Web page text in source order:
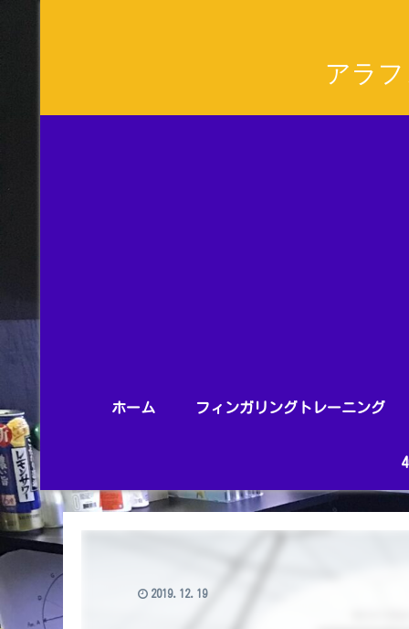
アラ
ホーム フィンガリングトレーニング
2019.12.19